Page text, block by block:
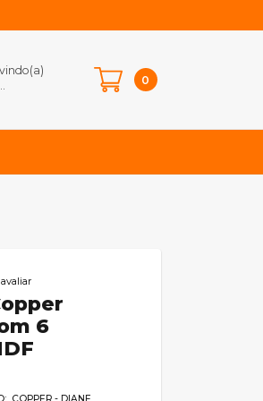
0
6
COPPER - DIANE